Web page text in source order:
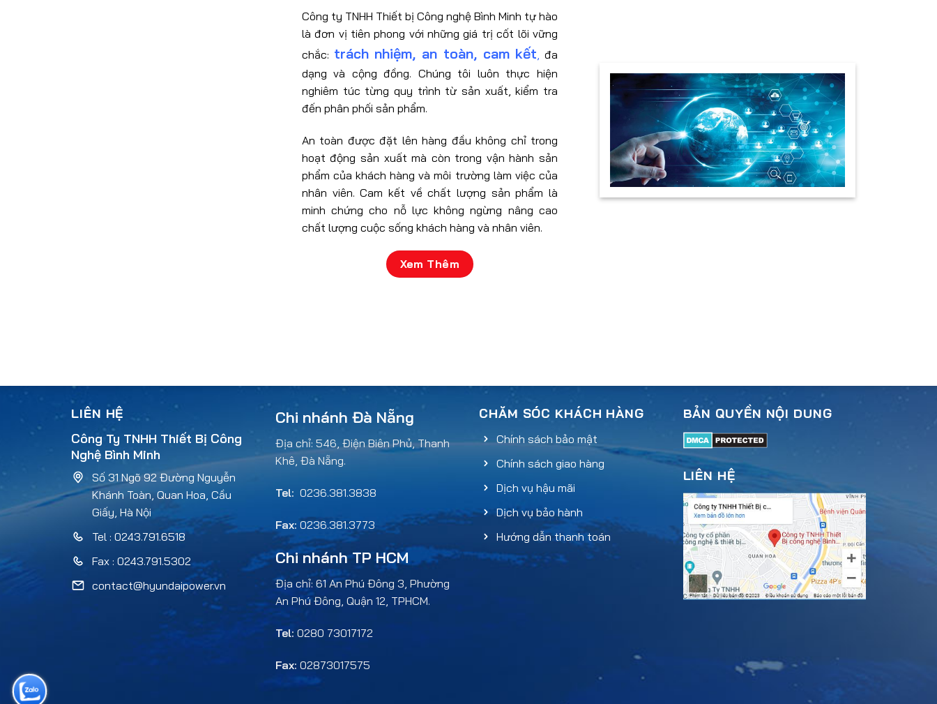
Công ty TNHH Thiết bị Công nghệ Bình Minh tự hào
là đơn vị tiên phong với những giá trị cốt lõi vững
chắc: trách nhiệm, an toàn, cam kết đa
dạng và cộng đồng. Chúng tôi luôn thực hiện
nghiêm túc từng quy trình từ sản xuất, kiểm tra
đến phân phối sản phẩm.
An toàn được đặt lên hàng đầu không chỉ trong
hoạt động sản xuất mà còn trong vận hành sản
phẩm của khách hàng và môi trường làm việc của
nhân viên. Cam kết về chất lượng sản phẩm là
minh chứng cho nỗ lực không ngừng nâng cao
chất lượng cuộc sống khách hàng và nhân viên.
Xem Thêm
LIÊN HỆ
Công Ty TNHH Thiết Bị Công
Nghệ Bình Minh
Số 31 Ngõ 92 Đường Nguyễn
Khánh Toàn, Quan Hoa, Cầu
Giấy, Hà Nội
Tel : 0243.791.6518
Fax : 0243.791.5302
contact@hyundaipower.vn
Chi nhánh Đà Nẵng
Địa chỉ: 546, Điện Biên Phủ, Thanh
Khê, Đà Nẵng.
Tel: 0236.381.3838
Fax: 0236.381.3773
Chi nhánh TP HCM
Địa chỉ: 61 An Phú Đông 3, Phường
An Phú Đông, Quận 12, TPHCM.
Tel: 0280 73017172
Fax: 02873017575
CHĂM SÓC KHÁCH HÀNG
Chính sách bảo mật
Chính sách giao hàng
Dịch vụ hậu mãi
Dịch vụ bảo hành
Hướng dẫn thanh toán
BẢN QUYỀN NỘI DUNG
LIÊN HỆ